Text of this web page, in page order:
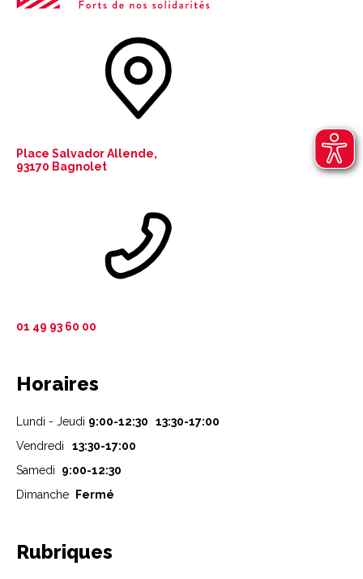
Place Salvador Allende,
93170 Bagnolet
01 49 93 60 00
Horaires
Lundi - Jeudi 9:00-12:30 13:30-17:00
Vendredi
13:30-17:00
Samedi 9:00-12:30
Dimanche
Fermé
Rubriques